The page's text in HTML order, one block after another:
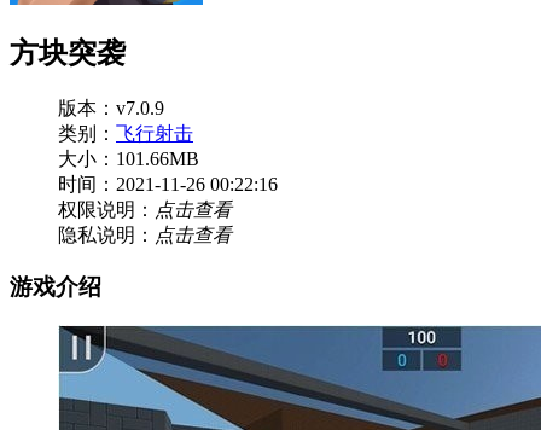
方块突袭
版本：v7.0.9
类别： 飞行射击
大小：101.66MB
时间：2021-11-26 00:22:16
权限说明： 点击查看
隐私说明： 点击查看
游戏介绍